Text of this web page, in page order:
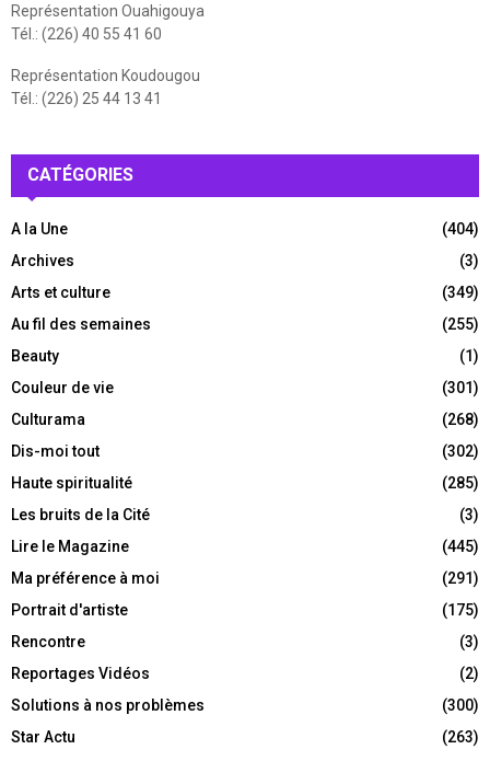
Représentation Ouahigouya
Tél.: (226) 40 55 41 60
Représentation Koudougou
Tél.: (226) 25 44 13 41
CATÉGORIES
A la Une
(404)
Archives
(3)
Arts et culture
(349)
Au fil des semaines
(255)
Beauty
(1)
Couleur de vie
(301)
Culturama
(268)
Dis-moi tout
(302)
Haute spiritualité
(285)
Les bruits de la Cité
(3)
Lire le Magazine
(445)
Ma préférence à moi
(291)
Portrait d'artiste
(175)
Rencontre
(3)
Reportages Vidéos
(2)
Solutions à nos problèmes
(300)
Star Actu
(263)